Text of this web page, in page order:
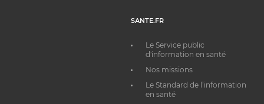
SANTE.FR
Le Service public
d'information en santé
Nos missions
Le Standard de l’information
en santé